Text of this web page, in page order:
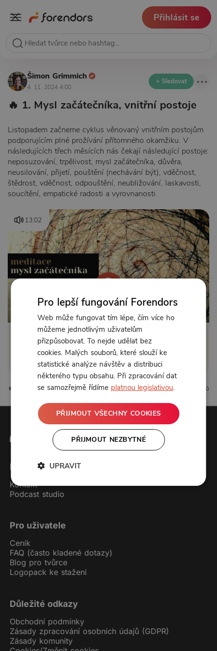
Přihlásit se
Šimon Grimmich
4. 11. 2024 4:00
+ Sledovat
🔥 1. Mysl začátečníka, vnitřní postoje
Listopadem začneme cyklus věnovaný vnitřním postojům
podporujícím plné prožívání přítomného okamžiku. V
následujících třech měsících nás čekají následující postoje:
neposuzování, trpělivost, mysl začátečníka, důvěra,
neusilování, přijetí, pouštění (nechávání být), vděčnost,
štědrost, vděčnost, odpouštění, neubližování, laskavosti,
soucítění, empatické radosti a vyrovnanosti.
13:02
Od 129 Kč měsíčně
Klikněte pro odemčení
nebo sepřihlaste
6 líbí 0 komentářů
Forendors
Kontakt
Podcast studio
Pro uživatele
Ceník
FAQ (často kladené dotazy)
Blog pro tvůrce
Logopack ke stažení
Důležité odkazy
Obchodní podmínky
Zásady zpracování osobních údajů (GDPR)
Zásady komunity
Pro lepší fungování Forendors
Web může fungovat tím lépe, čím více ho
můžeme jednotlivým uživatelům
přizpůsobovat. To nejde udělat bez
cookies. Malých souborů, které slouží ke
statistické analýze návštěv a distribuci
některého typu obsahu. Při zpracování dat
se samozřejmě řídíme platnou legislativou.
PŘIJMOUT VŠECHNY COOKIES
PŘIJMOUT NEZBYTNÉ
UPRAVIT